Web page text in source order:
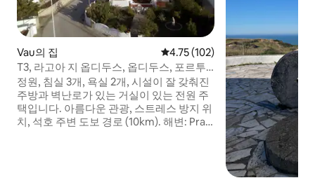
Vau의 집 평점 4.75점(5점 만점), 후기 102
4.75 (102)
T3, 라고아 지 옵디두스, 옵디두스, 포르투
갈
정원, 침실 3개, 욕실 2개, 시설이 잘 갖춰진
주방과 벽난로가 있는 거실이 있는 전원 주
택입니다. 아름다운 관광, 스트레스 방지 위
치, 석호 주변 도보 경로 (10km). 해변: Praia